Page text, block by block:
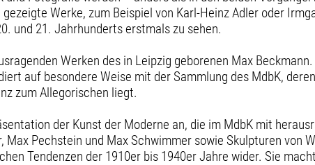
Werke, zum Beispiel von Karl-Heinz Adler oder
und 21. Jahrhunderts erstmals zu sehen.
Werken des in Leipzig geborenen Max
auf besondere Weise mit der Sammlung des MdbK,
zum Allegorischen liegt.
der Kunst der Moderne an, die im MdbK mit
Pechstein und Max Schwimmer sowie Skulpturen von
Tendenzen der 1910er bis 1940er Jahre wider. Sie